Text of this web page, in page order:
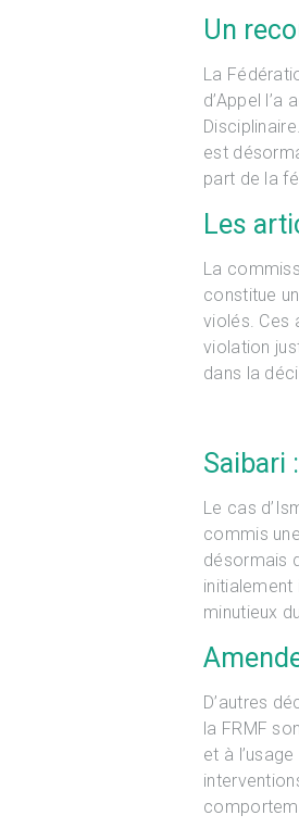
Un
La
d’Appel
est
part de la
Les
La
constitue
violés. Ces
violation
dans la
Saibari
Le cas
commis
désormais
initialement
minutieux
D’autres
la FRMF
et à